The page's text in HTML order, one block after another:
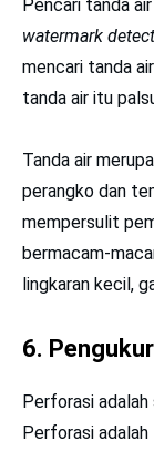
Pencari tanda
watermark
mencari tanda
tanda air itu
Tanda air
perangko dan
mempersulit
bermacam-
lingkaran kecil,
6.
Perforasi
Perforasi